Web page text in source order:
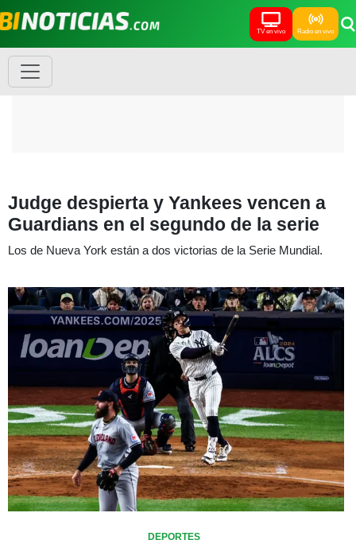
TV en vivo Radio en vivo
Judge despierta y Yankees vencen a
Guardians en el segundo de la serie
Los de Nueva York están a dos victorias de la Serie Mundial.
DEPORTES